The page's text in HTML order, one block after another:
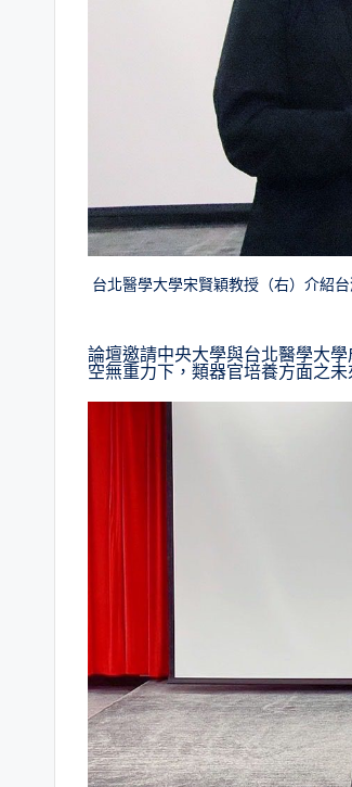
台北醫學大學宋賢穎教授（右）介紹
論壇邀請中央大學與台北醫學大
空無重力下，類器官培養方面之未